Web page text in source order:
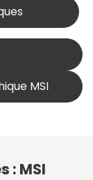
MSI
: MSI